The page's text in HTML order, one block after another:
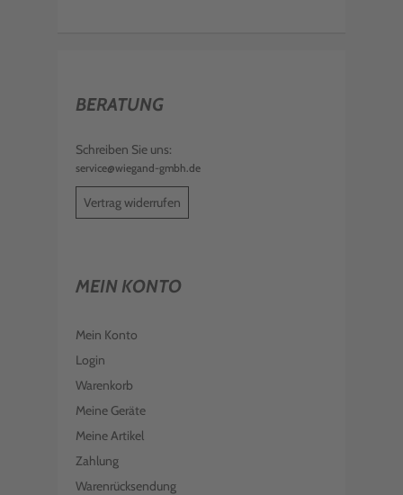
BERATUNG
Schreiben Sie uns:
service@wiegand-gmbh.de
Vertrag widerrufen
MEIN KONTO
Mein Konto
Login
Warenkorb
Meine Geräte
Meine Artikel
Zahlung
Warenrücksendung